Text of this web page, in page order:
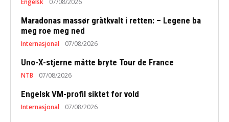
Maradonas massør gråtkvalt i retten: – Legene ba
meg roe meg ned
Internasjonal 07/08/2026
Uno-X-stjerne måtte bryte Tour de France
NTB 07/08/2026
Engelsk VM-profil siktet for vold
Internasjonal 07/08/2026